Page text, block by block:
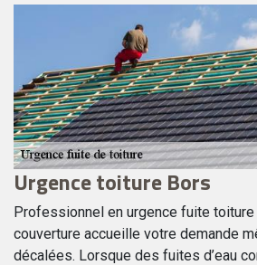
Urgence toiture Bors
Professionnel en urgence fuite toiture
couverture accueille votre demande
décalées. Lorsque des fuites d’eau